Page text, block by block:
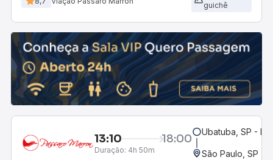
guichê
13:10 18:00
Duração: 4h 50m
Ubatuba, SP -
São Paulo, SP -